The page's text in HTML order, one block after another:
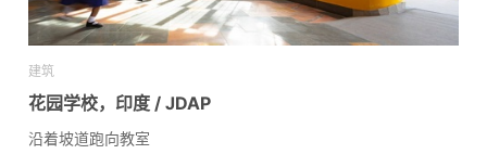
建筑
花园学校，印度 / JDAP
沿着坡道跑向教室